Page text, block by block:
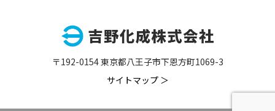
〒192-0154 東京都八王子市下恩方町1069-3
サイトマップ ＞